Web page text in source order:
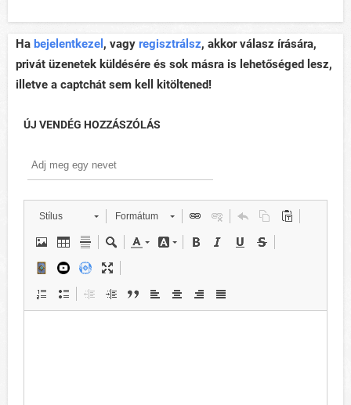
Ha bejelentkezel , vagy regisztrálsz, akkor válasz írására,
privát üzenetek küldésére és sok másra is lehetőséged lesz,
illetve a captchát sem kell kitöltened!
ÚJ VENDÉG HOZZÁSZÓLÁS
Stílus Formátum